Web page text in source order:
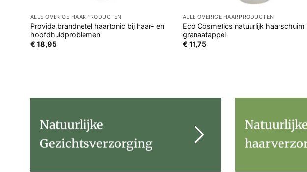
ALLE OVERIGE HAARPRODUCTEN
Provida brandnetel haartonic bij haar- en
hoofdhuidproblemen
€ 18,95
ALLE OVERIGE HAARPRODUCTEN
Eco Cosmetics natuurlijk haarschuim
granaatappel
€ 11,75
Natuurlijke
Gezichtsverzorging
Natuurlijke